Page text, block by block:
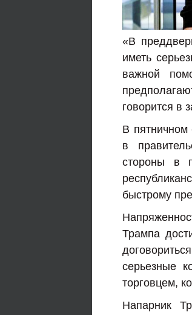
«В
иметь
важной
говорится в
В пятничном
в
стороны в
быстрому
Трампа
серьезные
торговцем,
Напарник